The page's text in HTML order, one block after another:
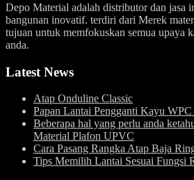
Depo Material adalah distributor dan jasa
bangunan inovatif. terdiri dari Merek
tujuan untuk memfokuskan semua upaya
anda.
Latest News
Atap Onduline Classic
Papan Lantai Pengganti Kayu WPC
Beberapa hal yang perlu anda
Material Plafon UPVC
Cara Pasang Rangka Atap Baja
Tips Memilih Lantai Sesuai Fungsi